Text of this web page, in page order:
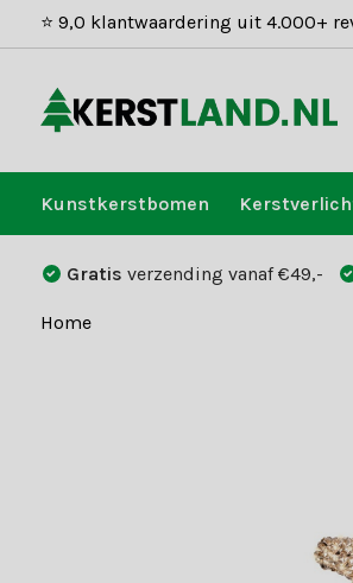
⭐ 9,0 klantwaardering uit 4.000+
Kunstkerstbomen
Gratis verzending vanaf €49,-
Home